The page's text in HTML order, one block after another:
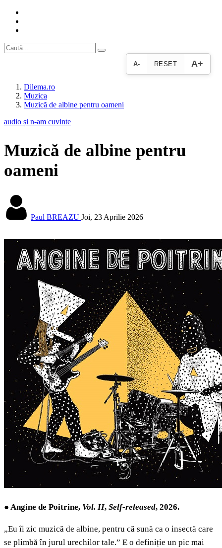
A- RESET A+
Dilema.ro
Muzica
Muzică de albine pentru oameni
audio și n-am cuvinte
Muzică de albine pentru
oameni
Paul BREAZU Joi, 23 Aprilie 2026
● Angine de Poitrine, Vol. II, Self-released, 2026.
„Eu îi zic muzică de albine, pentru că sună ca o insectă care
se plimbă în jurul urechilor tale.” E o definiție un pic mai